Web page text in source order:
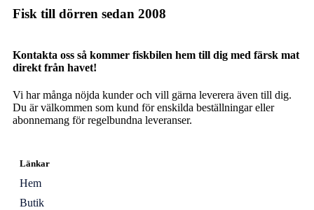
Fisk till dörren sedan 2008
Kontakta oss så kommer fiskbilen hem till dig med färsk mat
direkt från havet!
Vi har många nöjda kunder och vill gärna leverera även till dig.
Du är välkommen som kund för enskilda beställningar eller
abonnemang för regelbundna leveranser.
Länkar
Hem
Butik